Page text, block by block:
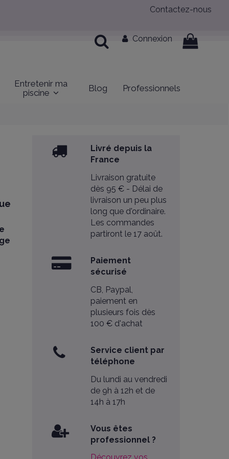
Contactez-nous
Connexion
Entretenir ma
piscine
Blog Professionnels
Livré depuis la
France
Livraison gratuite
dès 95 € - Délai de
livraison un peu plus
long que d'ordinaire.
Les commandes
partiront le 17 août.
Paiement
sécurisé
CB, Paypal,
paiement en
plusieurs fois dès
100 € d'achat
Service client par
téléphone
Du lundi au vendredi
de 9h à 12h et de
14h à 17h
Vous êtes
professionnel ?